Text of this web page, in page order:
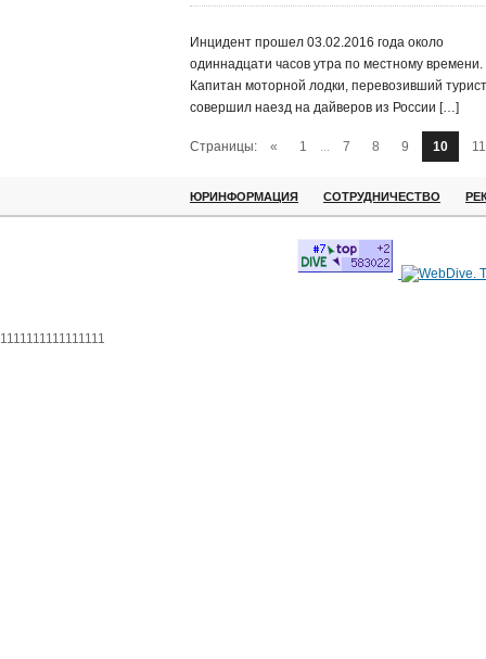
Инцидент прошел 03.02.2016 года около
одиннадцати часов утра по местному времени.
Капитан моторной лодки, перевозивший
совершил наезд на дайверов из России […]
Страницы: « 1 ... 7 8 9 10 11
ЮРИНФОРМАЦИЯ СОТРУДНИЧЕСТВО
1111111111111111